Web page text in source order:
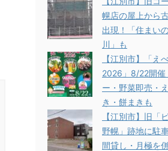
幌店の屋上から
出現！「住まい
川」も
【江別市】「え
2026」8/22開催
ー・野菜即売・
き・餅まきも
【江別市】旧「
野幌」跡地に駐
間貸し・月極を